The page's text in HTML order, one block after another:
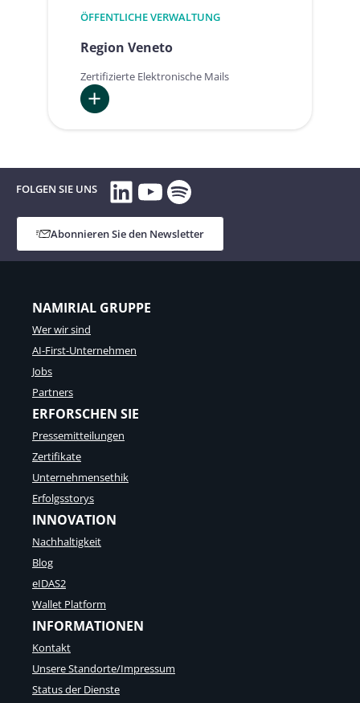
ÖFFENTLICHE VERWALTUNG
Region Veneto
Zertifizierte Elektronische Mails
FOLGEN SIE UNS LinkedIn
YouTube
Spotify
Abonnieren Sie den Newsletter
NAMIRIAL GRUPPE
Wer wir sind
AI-First-Unternehmen
Jobs
Partners
ERFORSCHEN SIE
Pressemitteilungen
Zertifikate
Unternehmensethik
Erfolgsstorys
INNOVATION
Nachhaltigkeit
Blog
eIDAS2
Wallet Platform
INFORMATIONEN
Kontakt
Unsere Standorte/Impressum
Status der Dienste